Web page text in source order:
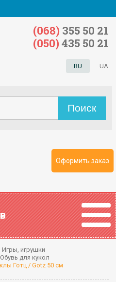
Оформить заказ
RU UA
(068) 355 50 21
(050) 435 50 21
Игры, игрушки
Обувь для кукол
Готц / Gotz 50 см